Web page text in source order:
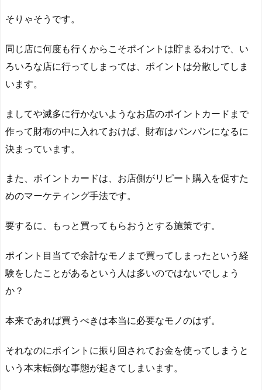
そりゃそうです。
同じ店に何度も行くからこそポイントは貯まるわけで、い
ろいろな店に行ってしまっては、ポイントは分散してしま
います。
ましてや滅多に行かないようなお店のポイントカードまで
作って財布の中に入れておけば、財布はパンパンになるに
決まっています。
また、ポイントカードは、お店側がリピート購入を促すた
めのマーケティング手法です。
要するに、もっと買ってもらおうとする施策です。
ポイント目当てで余計なモノまで買ってしまったという経
験をしたことがあるという人は多いのではないでしょう
か？
本来であれば買うべきは本当に必要なモノのはず。
それなのにポイントに振り回されてお金を使ってしまうと
いう本末転倒な事態が起きてしまいます。